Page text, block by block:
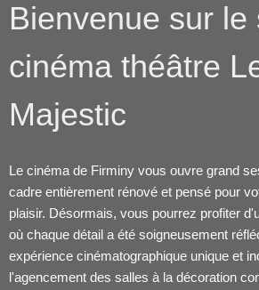
Bienvenue sur le
cinéma théâtre
Majestic
Le cinéma de Firminy vous ouvre grand
cadre entièrement rénové et pensé pour
plaisir. Désormais, vous pourrez profiter
où chaque détail a été soigneusement
expérience cinématographique unique et
l'agencement des salles à la décoration